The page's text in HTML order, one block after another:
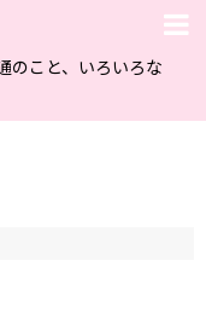
のこと、いろいろな